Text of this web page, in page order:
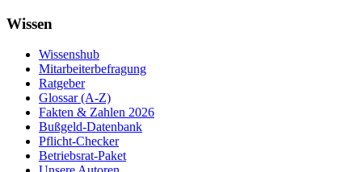
Wissen
Wissenshub
Mitarbeiterbefragung
Ratgeber
Glossar (A-Z)
Fakten & Zahlen 2026
Bußgeld-Datenbank
Pflicht-Checker
Betriebsrat-Paket